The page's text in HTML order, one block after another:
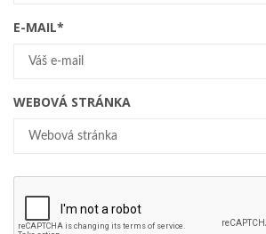
E-MAIL*
WEBOVÁ STRÁNKA